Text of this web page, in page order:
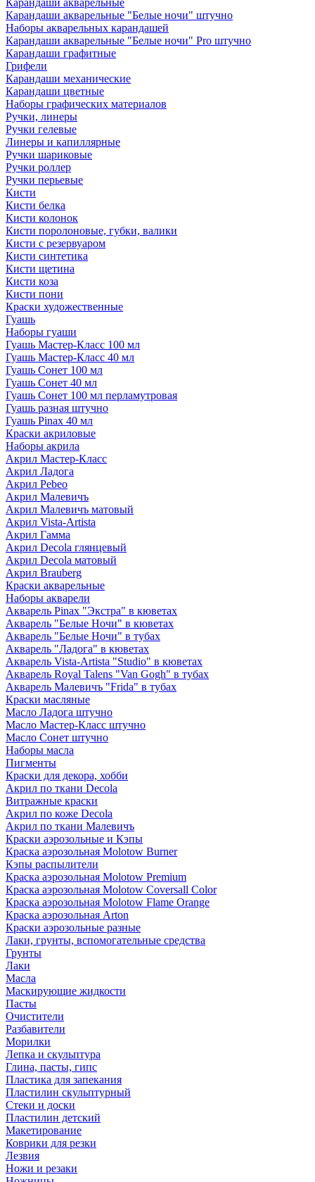
Карандаши акварельные
Карандаши акварельные "Белые ночи" штучно
Наборы акварельных карандашей
Карандаши акварельные "Белые ночи" Pro штучно
Карандаши графитные
Грифели
Карандаши механические
Карандаши цветные
Наборы графических материалов
Ручки, линеры
Ручки гелевые
Линеры и капиллярные
Ручки шариковые
Ручки роллер
Ручки перьевые
Кисти
Кисти белка
Кисти колонок
Кисти поролоновые, губки, валики
Кисти с резервуаром
Кисти синтетика
Кисти щетина
Кисти коза
Кисти пони
Краски художественные
Гуашь
Наборы гуаши
Гуашь Мастер-Класс 100 мл
Гуашь Мастер-Класс 40 мл
Гуашь Сонет 100 мл
Гуашь Сонет 40 мл
Гуашь Сонет 100 мл перламутровая
Гуашь разная штучно
Гуашь Pinax 40 мл
Краски акриловые
Наборы акрила
Акрил Мастер-Класс
Акрил Ладога
Акрил Pebeo
Акрил Малевичъ
Акрил Малевичъ матовый
Акрил Vista-Artista
Акрил Гамма
Акрил Decola глянцевый
Акрил Decola матовый
Акрил Brauberg
Краски акварельные
Наборы акварели
Акварель Pinax "Экстра" в кюветах
Акварель "Белые Ночи" в кюветах
Акварель "Белые Ночи" в тубах
Акварель "Ладога" в кюветах
Акварель Vista-Artista "Studio" в кюветах
Акварель Royal Talens "Van Gogh" в тубах
Акварель Малевичъ "Frida" в тубах
Краски масляные
Масло Ладога штучно
Масло Мастер-Класс штучно
Масло Сонет штучно
Наборы масла
Пигменты
Краски для декора, хобби
Акрил по ткани Decola
Витражные краски
Акрил по коже Decola
Акрил по ткани Малевичъ
Краски аэрозольные и Кэпы
Краска аэрозольная Molotow Burner
Кэпы распылители
Краска аэрозольная Molotow Premium
Краска аэрозольная Molotow Coversall Color
Краска аэрозольная Molotow Flame Orange
Краска аэрозольная Arton
Краски аэрозольные разные
Лаки, грунты, вспомогательные средства
Грунты
Лаки
Масла
Маскирующие жидкости
Пасты
Очистители
Разбавители
Морилки
Лепка и скульптура
Глина, пасты, гипс
Пластика для запекания
Пластилин скульптурный
Стеки и доски
Пластилин детский
Макетирование
Коврики для резки
Лезвия
Ножи и резаки